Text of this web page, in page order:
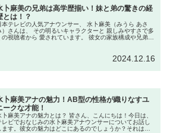
卜麻美の兄弟は高学歴揃い！妹と弟の驚きの経
とは！？
本テレビの人気アナウンサー、 水卜麻美（みうら あさ
）さんは、 その明るいキャラクターと 親しみやすさで多
の視聴者から 愛されています。 彼女の家族構成や兄弟に
2024.12.16
卜麻美アナの魅力！AB型の性格が織りなすユ
ークな才能！
卜麻美アナの魅力とは？ 皆さん、こんにちは！今日は、
レビでおなじみの水卜麻美アナウンサーについてお話し
ます。彼女の魅力はどこにあるのでしょうか？それは、